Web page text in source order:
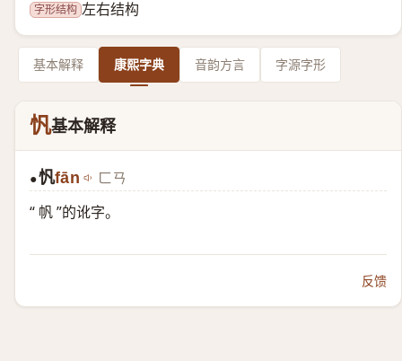
字形结构 左右结构
基本解释 康熙字典 音韵方言 字源字形
忛基本解释
●忛fān ㄈㄢ
“ 帆 ”的讹字。
反馈